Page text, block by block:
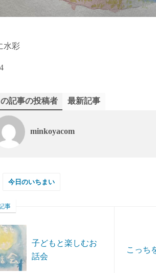
水彩
記事の投稿者 最新記事
minkoyacom
今日のいちまい
事
子どもと楽しむお
話会
こっち